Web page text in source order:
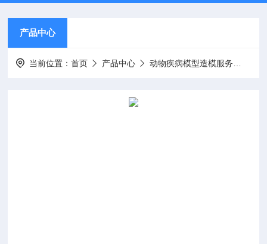
产品中心
当前位置：首页 产品中心 动物疾病模型造模服务